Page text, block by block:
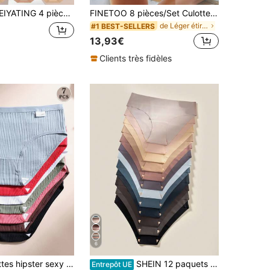
Culottes en coton confortables à taille haute avec contrôle du ventre et imprimé lettres pour femmes, culottes triangulaires ton rose FINETOO 8 pièces/Set Culottes triangulaires simples de base en couleur unie jacquard pour femmes
#1 BEST-SELLERS de Léger étirement Slips pour femmes
13,93€
Clients très fidèles
7 pièces Culottes hipster sexy taille basse en coton stretch pour femmes, sous-vêtements de sport confortables et respirants
6
Entrepôt UE SHEIN 12 paquets de Culottes Triangulaires sans Couture Confortables de Couleur Unie pour Femmes